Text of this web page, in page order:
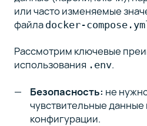
или часто изменяемые
файла docker-
Рассмотрим ключевые
использования .env.
Безопасность: не
чувствительные
конфигурации.